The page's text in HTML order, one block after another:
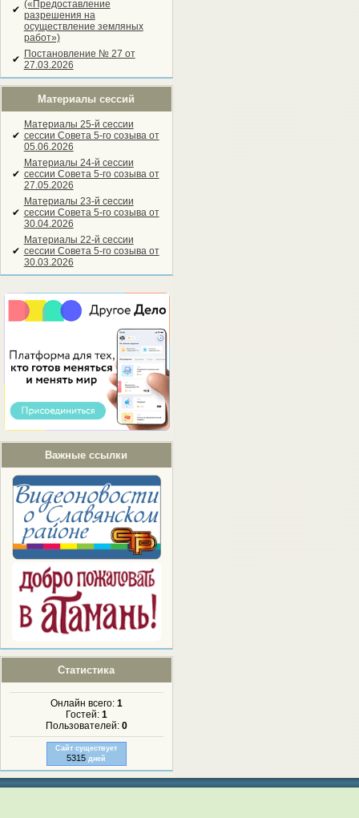
✔ («Предоставление
разрешения на
осуществление земляных
работ»)
✔ Постановление № 27 от
27.03.2026
Материалы сессий
✔
Материалы 25-й сессии
сессии Совета 5-го созыва от
05.06.2026
✔
Материалы 24-й сессии
сессии Совета 5-го созыва от
27.05.2026
✔
Материалы 23-й сессии
сессии Совета 5-го созыва от
30.04.2026
✔
Материалы 22-й сессии
сессии Совета 5-го созыва от
30.03.2026
Важные ссылки
Статистика
Онлайн всего: 1
Гостей: 1
Пользователей: 0
Сайт существует
5315 дней